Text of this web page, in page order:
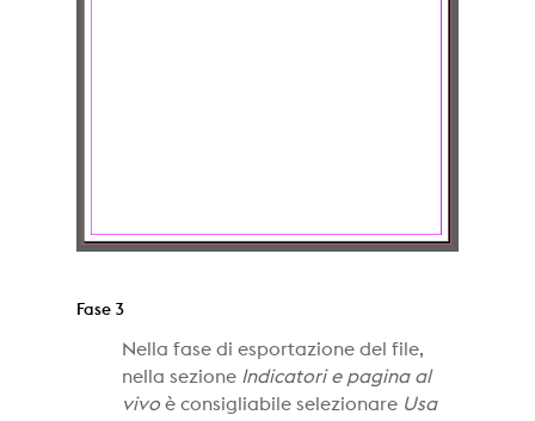
Fase 3
Nella fase di esportazione del file,
nella sezione Indicatori e pagina al
vivo è consigliabile selezionare Usa